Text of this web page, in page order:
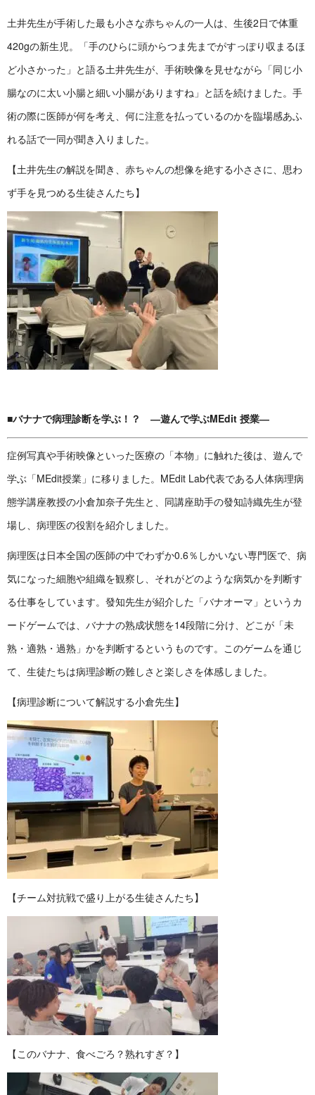
土井先生が手術した最も小さな赤ちゃんの一人は、生後2日で体重
420gの新生児。「手のひらに頭からつま先までがすっぽり収まるほ
ど小さかった」と語る土井先生が、手術映像を見せながら「同じ小
腸なのに太い小腸と細い小腸がありますね」と話を続けました。手
術の際に医師が何を考え、何に注意を払っているのかを臨場感あふ
れる話で一同が聞き入りました。
【土井先生の解説を聞き、赤ちゃんの想像を絶する小ささに、思わ
ず手を見つめる生徒さんたち】
■バナナで病理診断を学ぶ！？ ―遊んで学ぶMEdit 授業―
症例写真や手術映像といった医療の「本物」に触れた後は、遊んで
学ぶ「MEdit授業」に移りました。MEdit Lab代表である人体病理病
態学講座教授の小倉加奈子先生と、同講座助手の發知詩織先生が登
場し、病理医の役割を紹介しました。
病理医は日本全国の医師の中でわずか0.6％しかいない専門医で、病
気になった細胞や組織を観察し、それがどのような病気かを判断す
る仕事をしています。發知先生が紹介した「バナオーマ」というカ
ードゲームでは、バナナの熟成状態を14段階に分け、どこが「未
熟・適熟・過熟」かを判断するというものです。このゲームを通じ
て、生徒たちは病理診断の難しさと楽しさを体感しました。
【病理診断について解説する小倉先生】
【チーム対抗戦で盛り上がる生徒さんたち】
【このバナナ、食べごろ？熟れすぎ？】